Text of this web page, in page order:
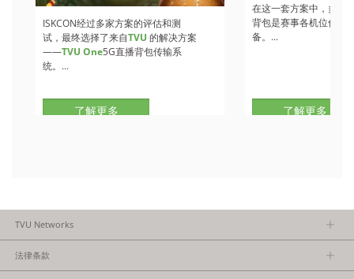
ISKCON经过多家方案的评估和测
试，最终选择了来自TVU 的解决方案
——TVU One5G直播背包传输系
统。...
了解更多
在这一套方案中，多部
背包是赛事各机位信号
备。...
了解更多
TVU Networks
法律条款